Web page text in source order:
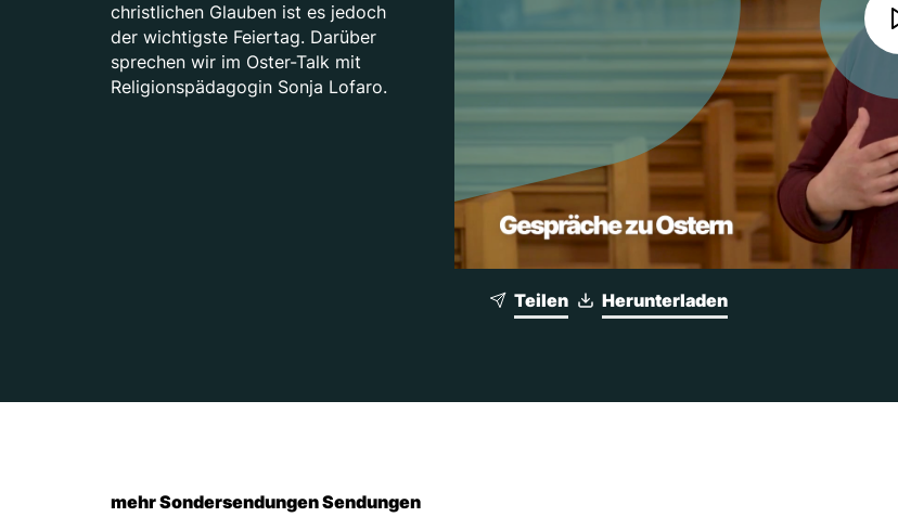
Herunterladen
Teilen
christlichen Glauben ist es jedoch
der wichtigste Feiertag. Darüber
sprechen wir im Oster-Talk mit
Religionspädagogin Sonja Lofaro.
mehr Sondersendungen Sendungen